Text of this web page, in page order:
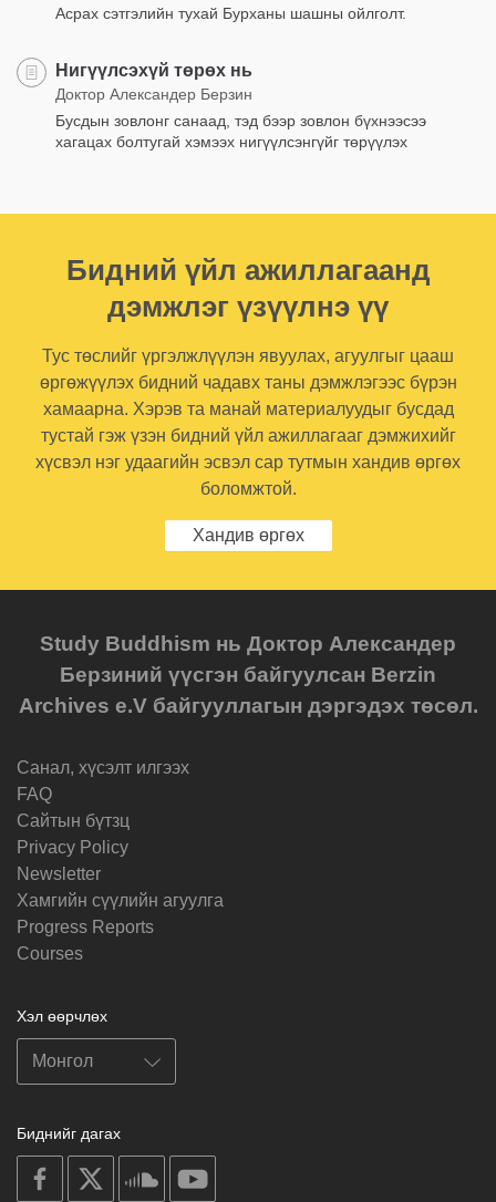
Асрах сэтгэлийн тухай Бурханы шашны ойлголт.
Нигүүлсэхүй төрөх нь
Доктор Александер Берзин
Бусдын зовлонг санаад, тэд бээр зовлон бүхнээсээ
хагацах болтугай хэмээх нигүүлсэнгүйг төрүүлэх
Бидний үйл ажиллагаанд
дэмжлэг үзүүлнэ үү
Тус төслийг үргэлжлүүлэн явуулах, агуулгыг цааш
өргөжүүлэх бидний чадавх таны дэмжлэгээс бүрэн
хамаарна. Хэрэв та манай материалуудыг бусдад
тустай гэж үзэн бидний үйл ажиллагааг дэмжихийг
хүсвэл нэг удаагийн эсвэл сар тутмын хандив өргөх
боломжтой.
Хандив өргөх
Study Buddhism нь Доктор Александер
Берзиний үүсгэн байгуулсан Berzin
Archives e.V байгууллагын дэргэдэх төсөл.
Санал, хүсэлт илгээх
FAQ
Cайтын бүтзц
Privacy Policy
Newsletter
Хамгийн сүүлийн агуулга
Progress Reports
Courses
Хэл өөрчлөх
Биднийг дагах
on
facebook
soundcloud